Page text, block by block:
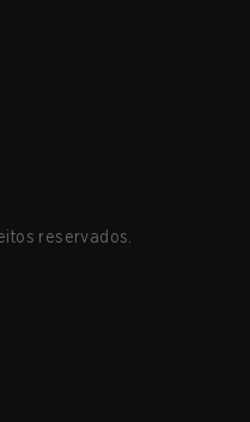
reservados.